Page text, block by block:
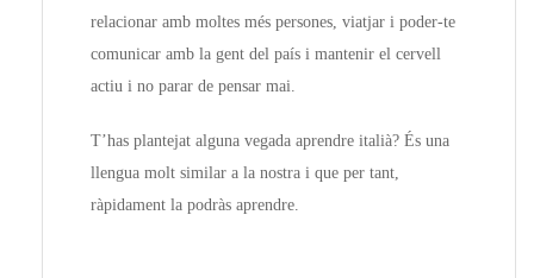
relacionar amb moltes més persones, viatjar i poder-te
comunicar amb la gent del país i mantenir el cervell
actiu i no parar de pensar mai.
T’has plantejat alguna vegada aprendre italià? És una
llengua molt similar a la nostra i que per tant,
ràpidament la podràs aprendre.